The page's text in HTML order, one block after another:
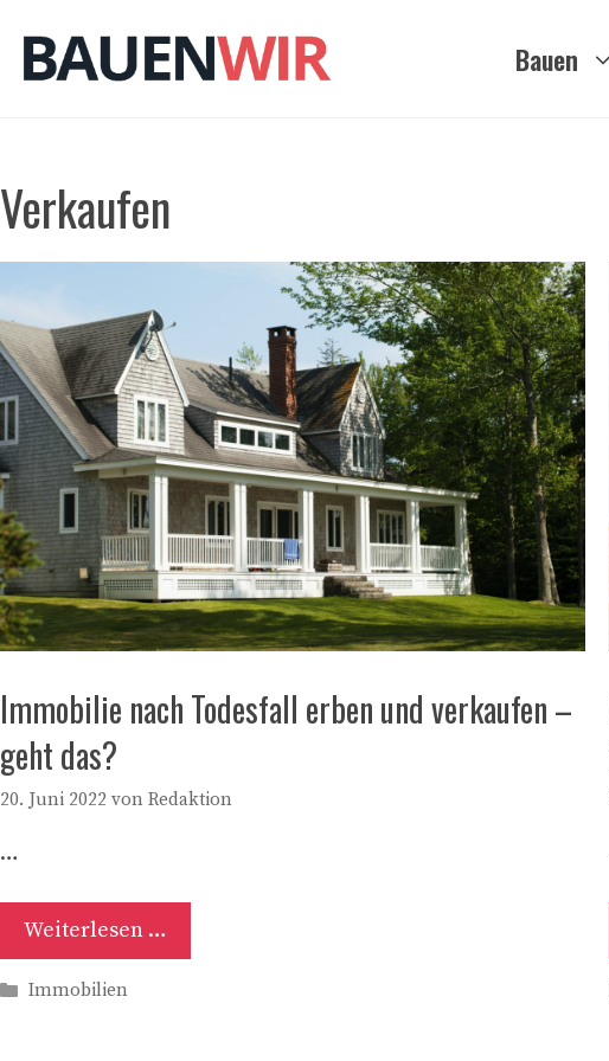
Inhalt
springen
Bauen
Verkaufen
Immobilie nach Todesfall erben und verkaufen –
geht das?
20. Juni 2022 von Redaktion
…
Weiterlesen …
Kategorien
Immobilien